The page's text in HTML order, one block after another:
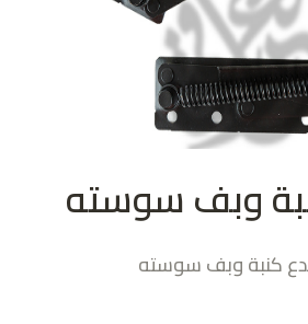
وبف سوسته
كنبة وبف سوسته